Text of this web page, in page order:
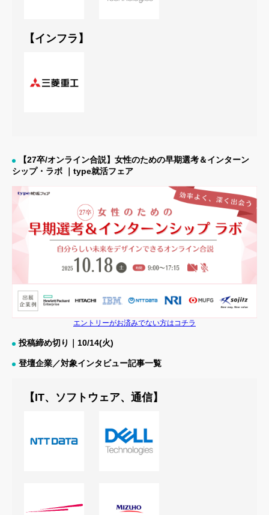
【インフラ】
【27卒/オンライン合説】女性のための早期選考＆インターン
シップ・ラボ ｜type就活フェア
エントリーがお済みでない方はコチラ
投稿締め切り｜10/14(火)
登壇企業／対象インタビュー記事一覧
【IT、ソフトウェア、通信】